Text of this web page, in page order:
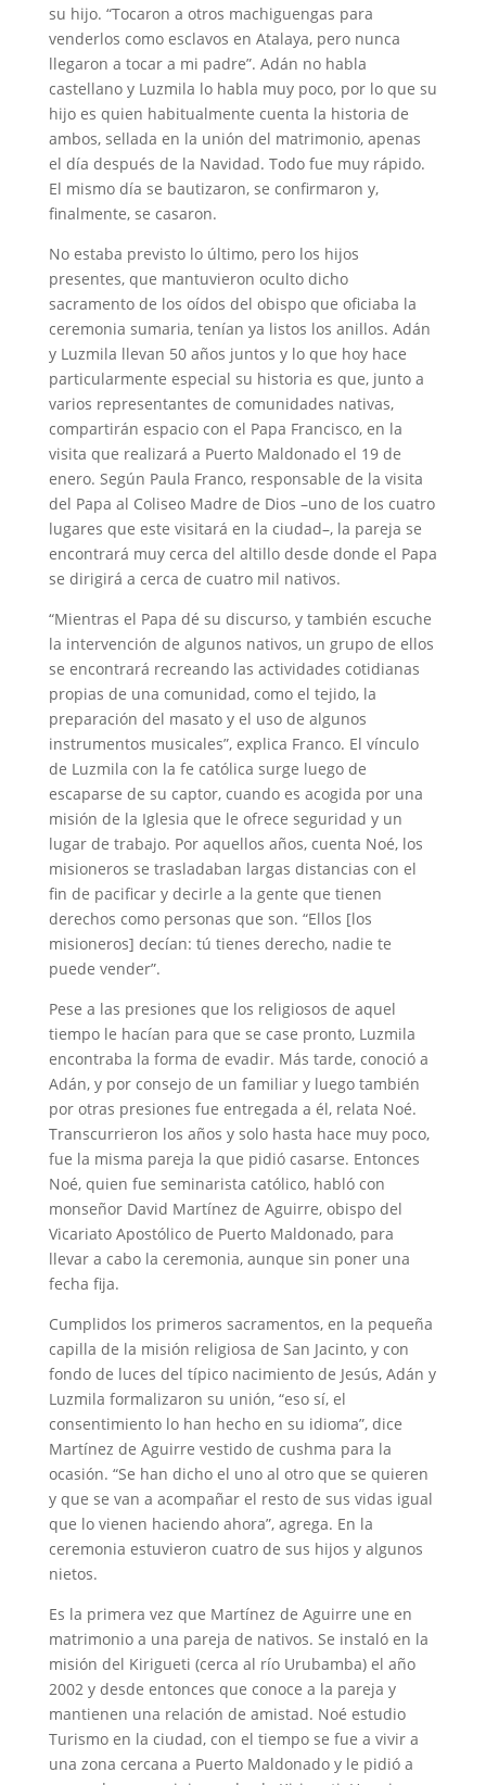
su hijo. “Tocaron a otros machiguengas para
venderlos como esclavos en Atalaya, pero nunca
llegaron a tocar a mi padre”. Adán no habla
castellano y Luzmila lo habla muy poco, por lo que su
hijo es quien habitualmente cuenta la historia de
ambos, sellada en la unión del matrimonio, apenas
el día después de la Navidad. Todo fue muy rápido.
El mismo día se bautizaron, se confirmaron y,
finalmente, se casaron.
No estaba previsto lo último, pero los hijos
presentes, que mantuvieron oculto dicho
sacramento de los oídos del obispo que oficiaba la
ceremonia sumaria, tenían ya listos los anillos. Adán
y Luzmila llevan 50 años juntos y lo que hoy hace
particularmente especial su historia es que, junto a
varios representantes de comunidades nativas,
compartirán espacio con el Papa Francisco, en la
visita que realizará a Puerto Maldonado el 19 de
enero. Según Paula Franco, responsable de la visita
del Papa al Coliseo Madre de Dios –uno de los cuatro
lugares que este visitará en la ciudad–, la pareja se
encontrará muy cerca del altillo desde donde el Papa
se dirigirá a cerca de cuatro mil nativos.
“Mientras el Papa dé su discurso, y también escuche
la intervención de algunos nativos, un grupo de ellos
se encontrará recreando las actividades cotidianas
propias de una comunidad, como el tejido, la
preparación del masato y el uso de algunos
instrumentos musicales”, explica Franco. El vínculo
de Luzmila con la fe católica surge luego de
escaparse de su captor, cuando es acogida por una
misión de la Iglesia que le ofrece seguridad y un
lugar de trabajo. Por aquellos años, cuenta Noé, los
misioneros se trasladaban largas distancias con el
fin de pacificar y decirle a la gente que tienen
derechos como personas que son. “Ellos [los
misioneros] decían: tú tienes derecho, nadie te
puede vender”.
Pese a las presiones que los religiosos de aquel
tiempo le hacían para que se case pronto, Luzmila
encontraba la forma de evadir. Más tarde, conoció a
Adán, y por consejo de un familiar y luego también
por otras presiones fue entregada a él, relata Noé.
Transcurrieron los años y solo hasta hace muy poco,
fue la misma pareja la que pidió casarse. Entonces
Noé, quien fue seminarista católico, habló con
monseñor David Martínez de Aguirre, obispo del
Vicariato Apostólico de Puerto Maldonado, para
llevar a cabo la ceremonia, aunque sin poner una
fecha fija.
Cumplidos los primeros sacramentos, en la pequeña
capilla de la misión religiosa de San Jacinto, y con
fondo de luces del típico nacimiento de Jesús, Adán y
Luzmila formalizaron su unión, “eso sí, el
consentimiento lo han hecho en su idioma”, dice
Martínez de Aguirre vestido de cushma para la
ocasión. “Se han dicho el uno al otro que se quieren
y que se van a acompañar el resto de sus vidas igual
que lo vienen haciendo ahora”, agrega. En la
ceremonia estuvieron cuatro de sus hijos y algunos
nietos.
Es la primera vez que Martínez de Aguirre une en
matrimonio a una pareja de nativos. Se instaló en la
misión del Kirigueti (cerca al río Urubamba) el año
2002 y desde entonces que conoce a la pareja y
mantienen una relación de amistad. Noé estudio
Turismo en la ciudad, con el tiempo se fue a vivir a
una zona cercana a Puerto Maldonado y le pidió a